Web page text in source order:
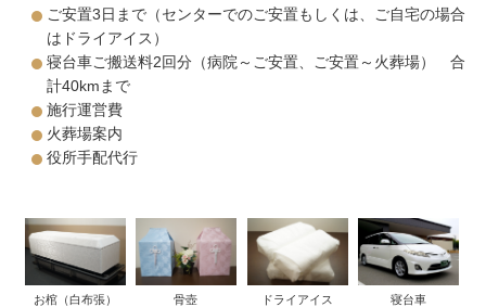
ご安置3日まで（センターでのご安置もしくは、ご自宅の場合
はドライアイス）
寝台車ご搬送料2回分（病院～ご安置、ご安置～火葬場） 合
計40kmまで
施行運営費
火葬場案内
役所手配代行
お棺（白布張） 骨壺 ドライアイス 寝台車